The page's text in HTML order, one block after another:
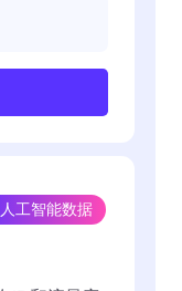
人工智能数据